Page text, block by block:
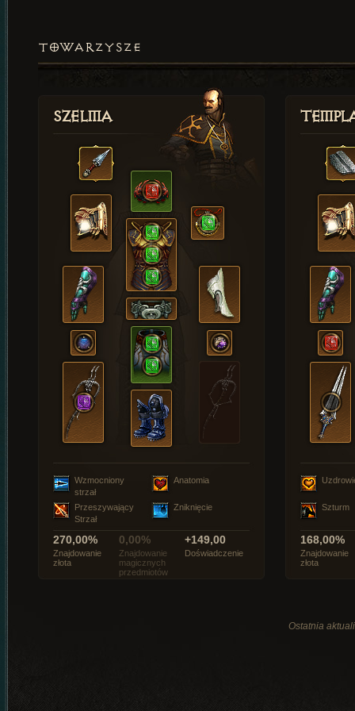
TOWARZYSZE
Szelma
Wzmocniony
strzał
Anatomia
Przeszywający
Strzał
Zniknięcie
270,00%
Znajdowanie
złota
0,00%
Znajdowanie
magicznych
przedmiotów
+149,00
Doświadczenie
Szturm
168,00%
Znajdowanie
złota
Ostatnia